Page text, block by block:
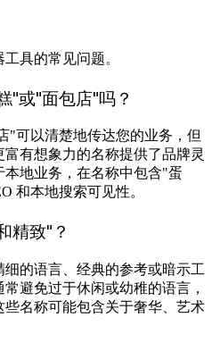
具的常见问题。
"或"面包店"吗？
"可以清楚地传达您的业务，但
有想象力的名称提供了品牌灵
地业务，在名称中包含"蛋
和本地搜索可见性。
精致"？
的语言、经典的参考或暗示工
避免过于休闲或幼稚的语言，
名称可能包含关于奢华、艺术